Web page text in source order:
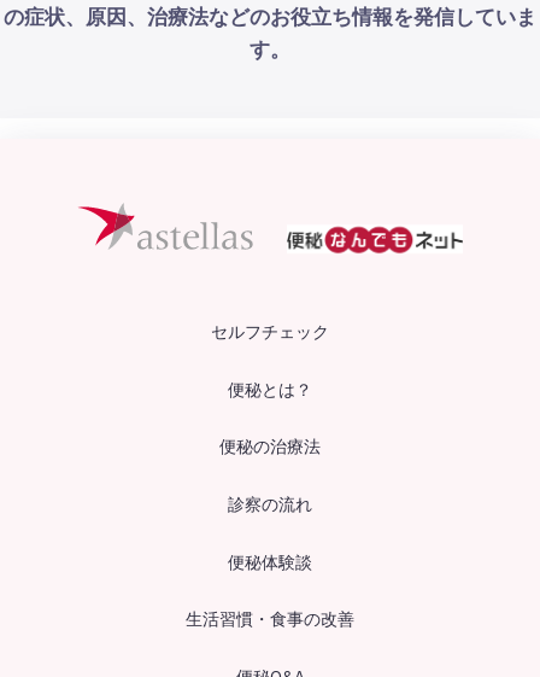
の症状、原因、治療法などのお役立ち情報を発信していま
す。
セルフチェック
便秘とは？
便秘の治療法
診察の流れ
便秘体験談
生活習慣・食事の改善